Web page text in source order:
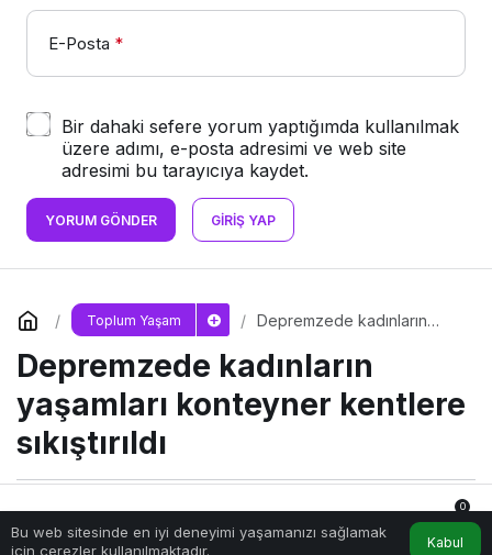
E-Posta *
Bir dahaki sefere yorum yaptığımda kullanılmak
üzere adımı, e-posta adresimi ve web site
adresimi bu tarayıcıya kaydet.
YORUM GÖNDER GIRIŞ YAP
Toplum Yaşam
Depremzede kadınların
kentlere sıkıştırıldı
Depremzede kadınların
yaşamları konteyner kentlere
sıkıştırıldı
5 Mart 2024, 10:52yayınlandı
2dk, 13sn
Bu web sitesinde en iyi deneyimi yaşamanızı sağlamak
için çerezler kullanılmaktadır.
Kabul
Anasayfa Akış Hesabım Bildirimler
0